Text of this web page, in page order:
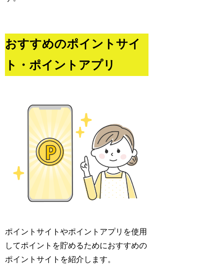
おすすめのポイントサイ
ト・ポイントアプリ
ポイントサイトやポイントアプリを使用
してポイントを貯めるためにおすすめの
ポイントサイトを紹介します。